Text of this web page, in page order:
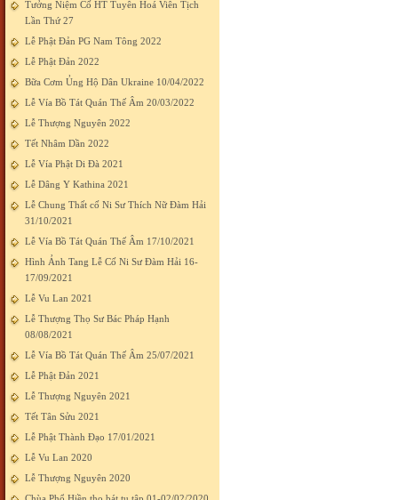
Tưởng Niệm Cố HT Tuyên Hoá Viên Tịch
Lần Thứ 27
Lễ Phật Đản PG Nam Tông 2022
Lễ Phật Đản 2022
Bữa Cơm Ủng Hộ Dân Ukraine 10/04/2022
Lễ Vía Bồ Tát Quán Thế Âm 20/03/2022
Lễ Thượng Nguyên 2022
Tết Nhâm Dần 2022
Lễ Vía Phật Di Đà 2021
Lễ Dâng Y Kathina 2021
Lễ Chung Thất cố Ni Sư Thích Nữ Đàm Hải
31/10/2021
Lễ Vía Bồ Tát Quán Thế Âm 17/10/2021
Hình Ảnh Tang Lễ Cố Ni Sư Đàm Hải 16-
17/09/2021
Lễ Vu Lan 2021
Lễ Thượng Thọ Sư Bác Pháp Hạnh
08/08/2021
Lễ Vía Bồ Tát Quán Thế Âm 25/07/2021
Lễ Phật Đản 2021
Lễ Thượng Nguyên 2021
Tết Tân Sửu 2021
Lễ Phật Thành Đạo 17/01/2021
Lễ Vu Lan 2020
Lễ Thượng Nguyên 2020